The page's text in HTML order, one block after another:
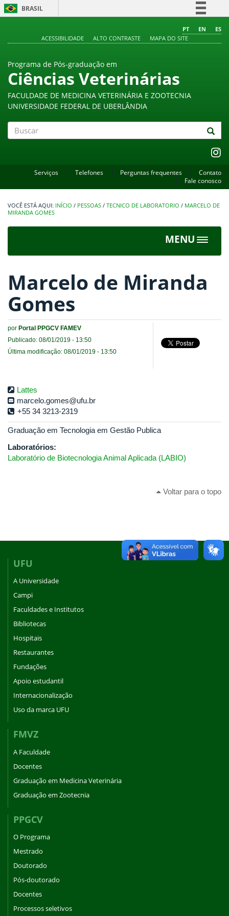
BRASIL
Comunica BR
Acesso à informação
Legislação
PT EN
ES
ACESSIBILIDADE
ALTO CONTRASTE MAPA DO SITE
Programa de Pós-graduação em
Ciências Veterinárias
FACULDADE DE MEDICINA VETERINÁRIA E ZOOTECNIA
UNIVERSIDADE FEDERAL DE UBERLÂNDIA
Serviços Telefones Perguntas frequentes
Contato
Fale conosco
INÍCIO / PESSOAS / TECNICO DE LABORATORIO / MARCELO DE
MIRANDA GOMES
MENU
Toggle
Marcelo de Miranda
Gomes
por Portal PPGCV FAMEV
Publicado: 08/01/2019 - 13:50
Última modificação: 08/01/2019 - 13:50
Lattes
marcelo.gomes@ufu.br
+55 34 3213-2319
Graduação em Tecnologia em Gestão Publica
Laboratórios:
Laboratório de Biotecnologia Animal Aplicada (LABIO)
Voltar para o topo
UFU
A Universidade
Campi
Faculdades e Institutos
Bibliotecas
Hospitais
Restaurantes
Fundações
Apoio estudantil
Internacionalização
Uso da marca UFU
FMVZ
A Faculdade
Docentes
Graduação em Medicina Veterinária
Graduação em Zootecnia
PPGCV
O Programa
Mestrado
Doutorado
Pós-doutorado
Docentes
Processos seletivos